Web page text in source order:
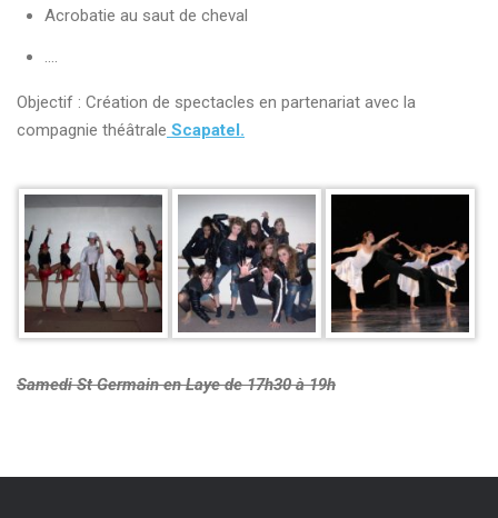
Acrobatie au saut de cheval
….
Objectif : Création de spectacles en partenariat avec la
compagnie théâtrale Scapatel.
Samedi St Germain en Laye de 17h30 à 19h